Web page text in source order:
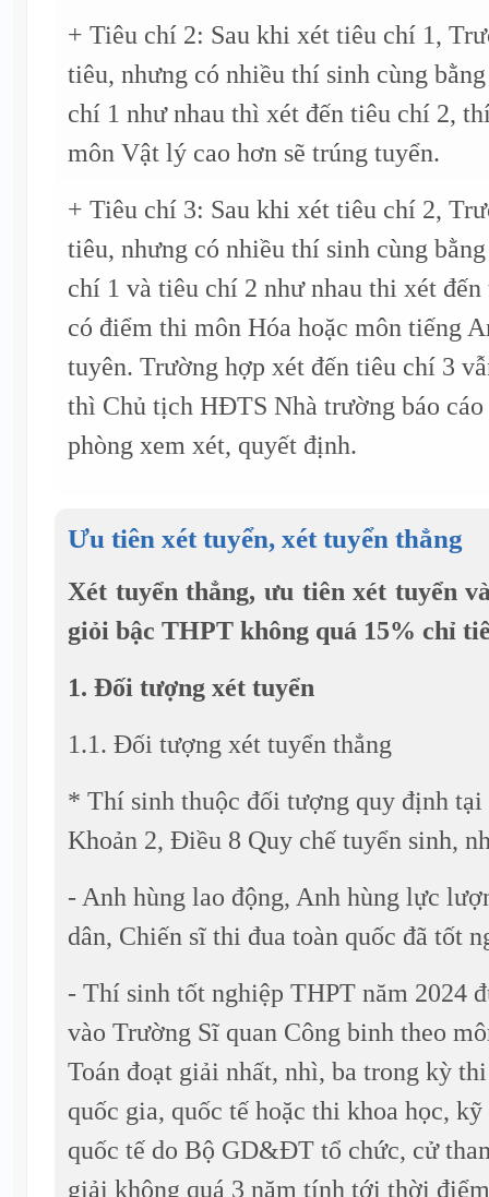
+ Tiêu chí 2: Sau khi xét tiêu chí 1,
tiêu, nhưng có nhiều thí sinh cùng
chí 1 như nhau thì xét đến tiêu chí 2,
môn Vật lý cao hơn sẽ trúng tuyển.
+ Tiêu chí 3: Sau khi xét tiêu chí 2,
tiêu, nhưng có nhiều thí sinh cùng
chí 1 và tiêu chí 2 như nhau thi xét
có điểm thi môn Hóa hoặc môn tiếng
tuyên. Trường hợp xét đến tiêu chí 3
thì Chủ tịch HĐTS Nhà trường báo cáo
phòng xem xét, quyết định.
Ưu tiên xét tuyển, xét tuyển thẳng
Xét tuyển thẳng, ưu tiên xét tuyển
giỏi bậc THPT không quá 15% chỉ
1. Đối tượng xét tuyển
1.1. Đối tượng xét tuyển thẳng
* Thí sinh thuộc đối tượng quy định
Khoản 2, Điều 8 Quy chế tuyển sinh,
- Anh hùng lao động, Anh hùng lực
dân, Chiến sĩ thi đua toàn quốc đã tốt
- Thí sinh tốt nghiệp THPT năm 2024
vào Trường Sĩ quan Công binh theo
Toán đoạt giải nhất, nhì, ba trong kỳ
quốc gia, quốc tế hoặc thi khoa học,
quốc tế do Bộ GD&ĐT tổ chức, cử
giải không quá 3 năm tính tới thời